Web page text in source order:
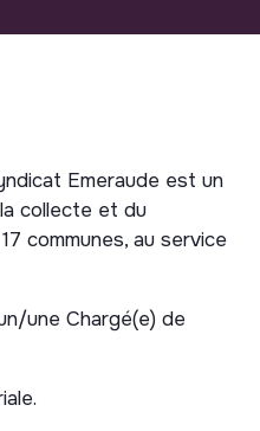
Emeraude est un
collecte et du
communes, au service
une Chargé(e) de